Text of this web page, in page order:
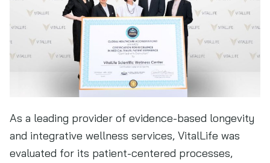
As a leading provider of evidence-based longevity
and integrative wellness services, VitalLife was
evaluated for its patient-centered processes,